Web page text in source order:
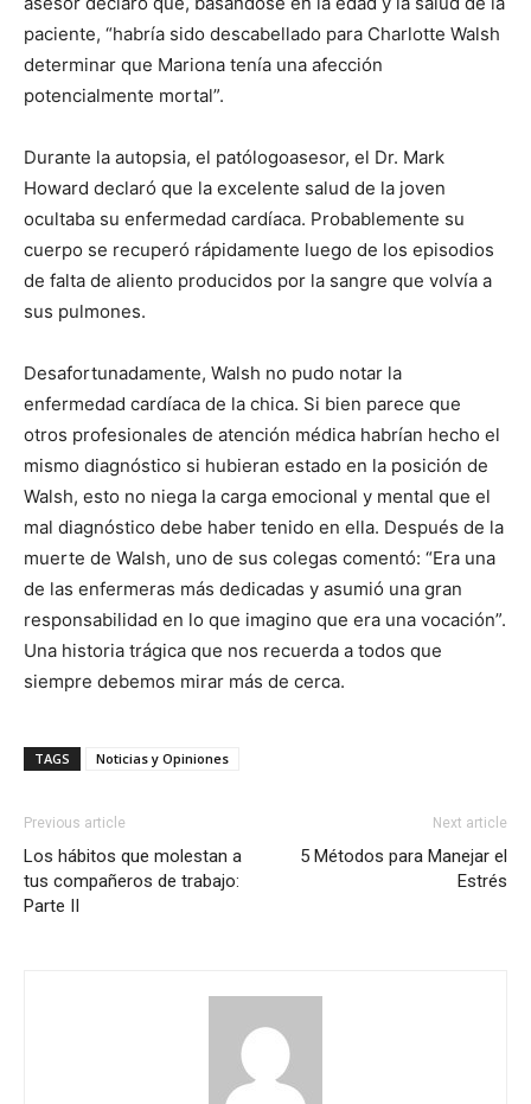
paciente, “habría sido descabellado para Charlotte Walsh
determinar que Mariona tenía una afección
potencialmente mortal”.
Durante la autopsia, el patólogoasesor, el Dr. Mark
Howard declaró que la excelente salud de la joven
ocultaba su enfermedad cardíaca. Probablemente su
cuerpo se recuperó rápidamente luego de los episodios
de falta de aliento producidos por la sangre que volvía a
sus pulmones.
Desafortunadamente, Walsh no pudo notar la
enfermedad cardíaca de la chica. Si bien parece que
otros profesionales de atención médica habrían hecho el
mismo diagnóstico si hubieran estado en la posición de
Walsh, esto no niega la carga emocional y mental que el
mal diagnóstico debe haber tenido en ella. Después de la
muerte de Walsh, uno de sus colegas comentó: “Era una
de las enfermeras más dedicadas y asumió una gran
responsabilidad en lo que imagino que era una vocación”.
Una historia trágica que nos recuerda a todos que
siempre debemos mirar más de cerca.
TAGS Noticias y Opiniones
Previous article
Los hábitos que molestan a
tus compañeros de trabajo:
Parte II
Next article
5 Métodos para Manejar el
Estrés